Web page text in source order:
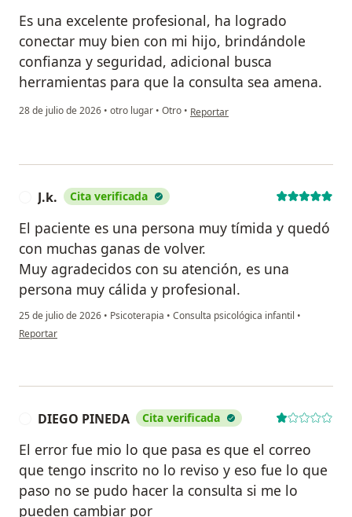
Es una excelente profesional, ha logrado
conectar muy bien con mi hijo, brindándole
confianza y seguridad, adicional busca
herramientas para que la consulta sea amena.
28 de julio de 2026 • otro lugar • Otro • en opinión del usuario MV
Reportar
J.k. Cita verificada
El paciente es una persona muy tímida y quedó
con muchas ganas de volver.
Muy agradecidos con su atención, es una
persona muy cálida y profesional.
25 de julio de 2026 • Psicoterapia • Consulta psicológica infantil •
en opinión del usuario J.k.
Reportar
DIEGO PINEDA Cita verificada
El error fue mio lo que pasa es que el correo
que tengo inscrito no lo reviso y eso fue lo que
paso no se pudo hacer la consulta si me lo
pueden cambiar por